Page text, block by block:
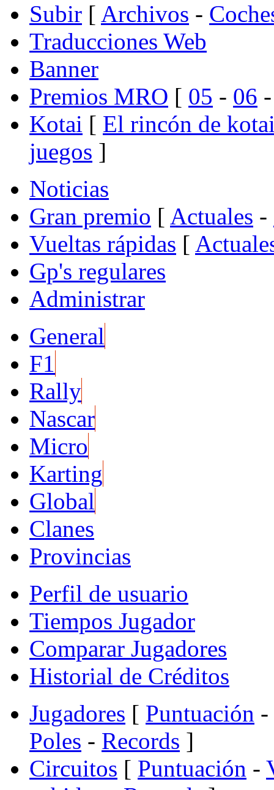
Subir [ Archivos -
Traducciones Web
Banner
Premios MRO [ 05 - 06
Kotai [ El rincón de
juegos ]
Noticias
Gran premio [ Actuales -
Vueltas rápidas [
Gp's regulares
Administrar
General
F1
Rally
Nascar
Micro
Karting
Global
Clanes
Provincias
Perfil de usuario
Tiempos Jugador
Comparar Jugadores
Historial de Créditos
Jugadores [ Puntuación -
Poles - Records ]
Circuitos [ Puntuación -